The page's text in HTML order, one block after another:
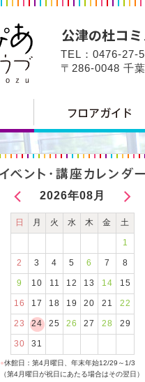
TEL：0476-27-
〒286-0048 千
2026年08月
日 月 火 水 木 金 土
1
2 3 4 5 6 7 8
9 10 11 12 13 14 15
16 17 18 19 20 21 22
23 24 25 26 27 28 29
30 31
●休館日：第4月曜日、年末年始12/29～1/3
（第4月曜日が祝日にあたる場合はその翌日）